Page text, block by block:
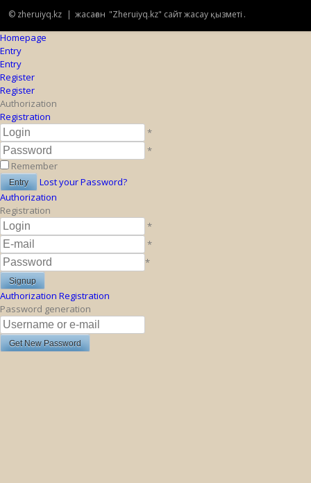
© zheruiyq.kz | жасаған "Zheruiyq.kz" сайт жасау қызметі .
Homepage
Entry
Entry
Register
Register
Authorization
Registration
*
*
Remember
Lost your Password?
Authorization
Registration
*
*
*
Authorization Registration
Password generation